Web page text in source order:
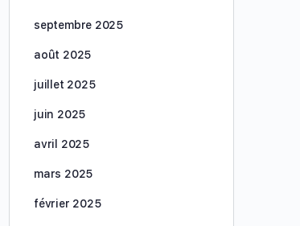
septembre 2025
août 2025
juillet 2025
juin 2025
avril 2025
mars 2025
février 2025